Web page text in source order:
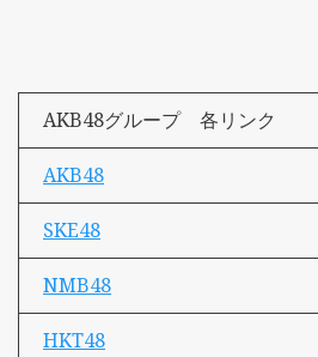
AKB48グループ 各リンク
AKB48
SKE48
NMB48
HKT48